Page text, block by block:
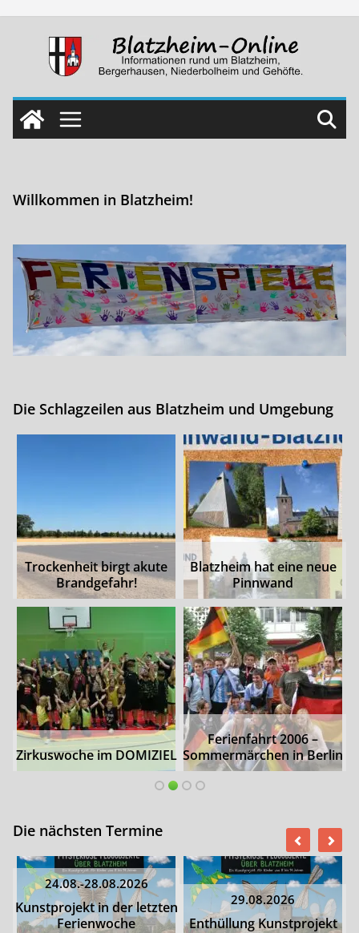
Skip
content
Willkommen in Blatzheim!
Die Schlagzeilen aus Blatzheim und Umgebung
Trockenheit birgt akute
Brandgefahr!
Blatzheim hat eine neue
Pinnwand
Zirkuswoche im DOMIZIEL
Ferienfahrt 2006 –
Sommermärchen in Berlin
Die nächsten Termine
24.08.-28.08.2026
Kunstprojekt in der letzten
Ferienwoche
29.08.2026
Enthüllung Kunstprojekt